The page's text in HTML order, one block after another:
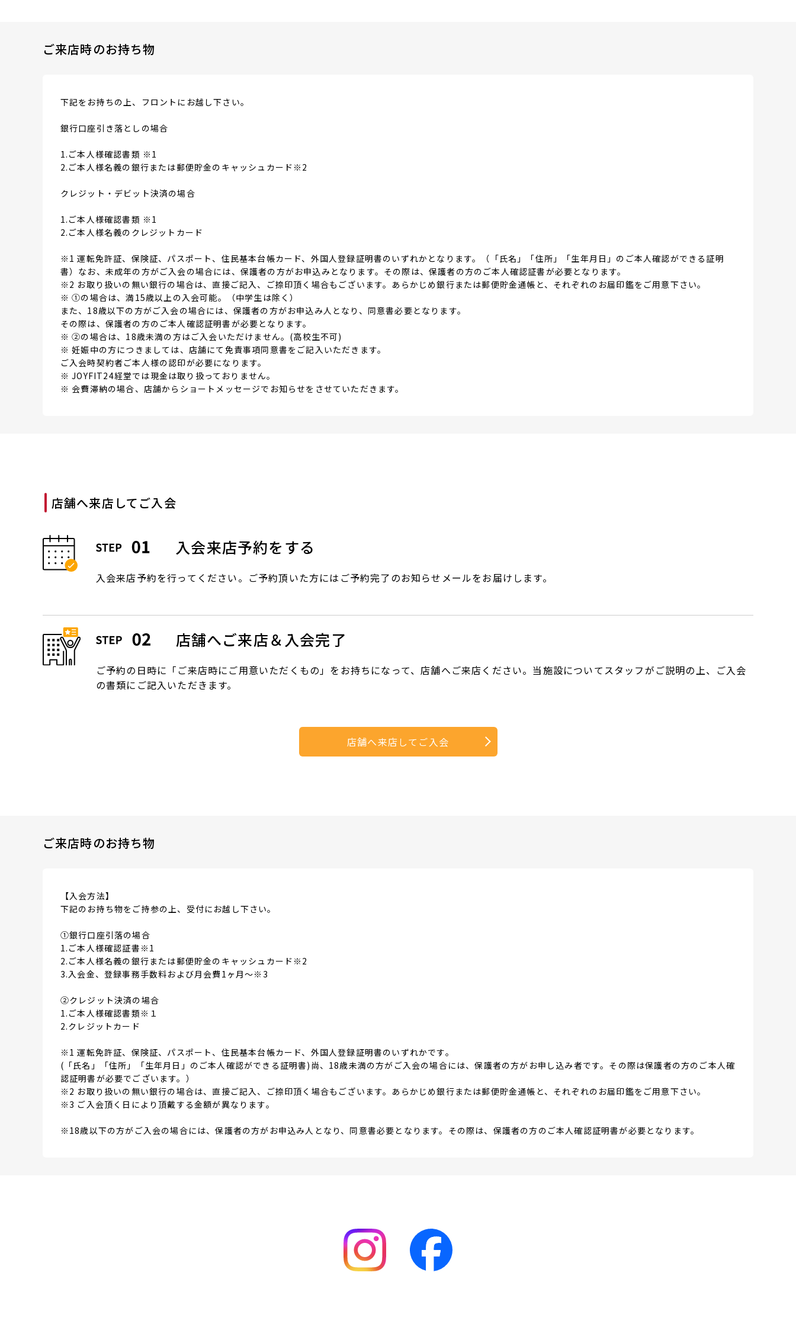
ご来店時のお持ち物
下記をお持ちの上、フロントにお越し下さい。
銀行口座引き落としの場合
1.ご本人様確認書類 ※1
2.ご本人様名義の銀行または郵便貯金のキャッシュカード※2
クレジット・デビット決済の場合
1.ご本人様確認書類 ※1
2.ご本人様名義のクレジットカード
※1 運転免許証、保険証、パスポート、住民基本台帳カード、外国人登録証明書のいずれかとなります。（「氏名」「住所」「生年月日」のご本人確認ができる証明
書）なお、未成年の方がご入会の場合には、保護者の方がお申込みとなります。その際は、保護者の方のご本人確認証書が必要となります。
※2 お取り扱いの無い銀行の場合は、直接ご記入、ご捺印頂く場合もございます。あらかじめ銀行または郵便貯金通帳と、それぞれのお届印鑑をご用意下さい。
※ ①の場合は、満15歳以上の入会可能。（中学生は除く）
また、18歳以下の方がご入会の場合には、保護者の方がお申込み人となり、同意書必要となります。
その際は、保護者の方のご本人確認証明書が必要となります。
※ ②の場合は、18歳未満の方はご入会いただけません。(高校生不可)
※ 妊娠中の方につきましては、店舗にて免責事項同意書をご記入いただきます。
ご入会時契約者ご本人様の認印が必要になります。
※ JOYFIT24経堂では現金は取り扱っておりません。
※ 会費滞納の場合、店舗からショートメッセージでお知らせをさせていただきます。
店舗へ来店してご入会
入会来店予約をする
入会来店予約を行ってください。ご予約頂いた方にはご予約完了のお知らせメールをお届けします。
店舗へご来店＆入会完了
ご予約の日時に「ご来店時にご用意いただくもの」をお持ちになって、店舗へご来店ください。当施設についてスタッフがご説明の上、ご入会
の書類にご記入いただきます。
店舗へ来店してご入会
ご来店時のお持ち物
【入会方法】
下記のお持ち物をご持参の上、受付にお越し下さい。
①銀行口座引落の場合
1.ご本人様確認証書※1
2.ご本人様名義の銀行または郵便貯金のキャッシュカード※2
3.入会金、登録事務手数料および月会費1ヶ月～※3
②クレジット決済の場合
1.ご本人様確認書類※１
2.クレジットカード
※1 運転免許証、保険証、パスポート、住民基本台帳カード、外国人登録証明書のいずれかです。
(「氏名」「住所」「生年月日」のご本人確認ができる証明書)尚、18歳未満の方がご入会の場合には、保護者の方がお申し込み者です。その際は保護者の方のご本人確
認証明書が必要でございます。）
※2 お取り扱いの無い銀行の場合は、直接ご記入、ご捺印頂く場合もございます。あらかじめ銀行または郵便貯金通帳と、それぞれのお届印鑑をご用意下さい。
※3 ご入会頂く日により頂戴する金額が異なります。
※18歳以下の方がご入会の場合には、保護者の方がお申込み人となり、同意書必要となります。その際は、保護者の方のご本人確認証明書が必要となります。